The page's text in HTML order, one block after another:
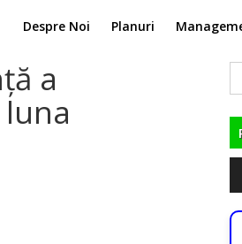
Despre Noi Planuri
a